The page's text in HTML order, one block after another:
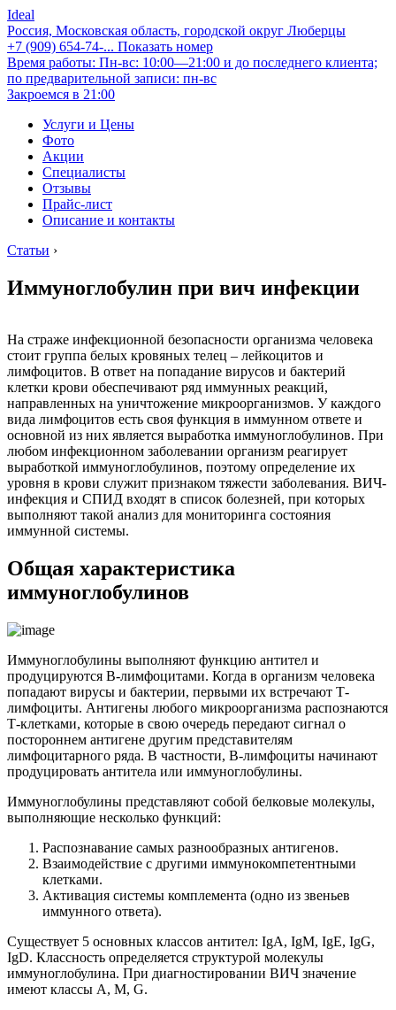
Ideal
Россия, Московская область, городской округ Люберцы
+7 (909) 654-74-... Показать номер
Время работы: Пн-вс: 10:00—21:00 и до последнего клиента;
по предварительной записи: пн-вс
Закроемся в 21:00
Услуги и Цены
Фото
Акции
Специалисты
Отзывы
Прайс-лист
Описание и контакты
Статьи ›
Иммуноглобулин при вич инфекции
На страже инфекционной безопасности организма человека
стоит группа белых кровяных телец – лейкоцитов и
лимфоцитов. В ответ на попадание вирусов и бактерий
клетки крови обеспечивают ряд иммунных реакций,
направленных на уничтожение микроорганизмов. У каждого
вида лимфоцитов есть своя функция в иммунном ответе и
основной из них является выработка иммуноглобулинов. При
любом инфекционном заболевании организм реагирует
выработкой иммуноглобулинов, поэтому определение их
уровня в крови служит признаком тяжести заболевания. ВИЧ-
инфекция и СПИД входят в список болезней, при которых
выполняют такой анализ для мониторинга состояния
иммунной системы.
Общая характеристика
иммуноглобулинов
Иммуноглобулины выполняют функцию антител и
продуцируются В-лимфоцитами. Когда в организм человека
попадают вирусы и бактерии, первыми их встречают Т-
лимфоциты. Антигены любого микроорганизма распознаются
Т-клетками, которые в свою очередь передают сигнал о
постороннем антигене другим представителям
лимфоцитарного ряда. В частности, В-лимфоциты начинают
продуцировать антитела или иммуноглобулины.
Иммуноглобулины представляют собой белковые молекулы,
выполняющие несколько функций:
Распознавание самых разнообразных антигенов.
Взаимодействие с другими иммунокомпетентными
клетками.
Активация системы комплемента (одно из звеньев
иммунного ответа).
Существует 5 основных классов антител: IgA, IgM, IgE, IgG,
IgD. Классность определяется структурой молекулы
иммуноглобулина. При диагностировании ВИЧ значение
имеют классы А, M, G.